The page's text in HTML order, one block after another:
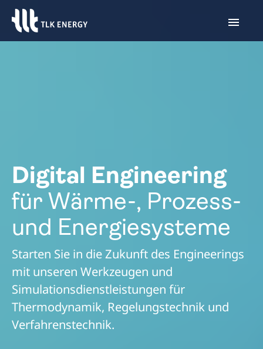
Digital Engineering
für Wärme-, Prozess-
und Energiesysteme
Starten Sie in die Zukunft des Engineerings
mit unseren Werkzeugen und
Simulationsdienstleistungen für
Thermodynamik, Regelungstechnik und
Verfahrenstechnik.